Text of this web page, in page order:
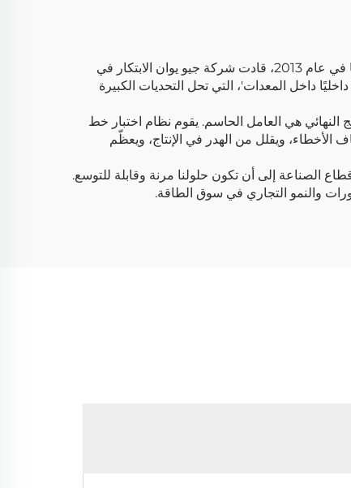
يُحدث نظام اختبار خط إنتاج البطاريات من شركة تشوهاى جيو يوان طفرة في عمليات التصنيع بقطاع الطاقة الجديدة. منذ تأسيسها في عام 2013، قادت شركة جيو يوان الابتكار في
داخل المعدات'، التي تحل التحديات الكبيرة
النهائي هي العامل الحاسم. يقوم نظام اختبار خط
الأخطاء، ويقلل من الهدر في الإنتاج، ويعظّم
الصناعة إلى أن تكون حلولنا مرنة وقابلة للتوسع.
والنمو التجاري في سوق الطاقة.